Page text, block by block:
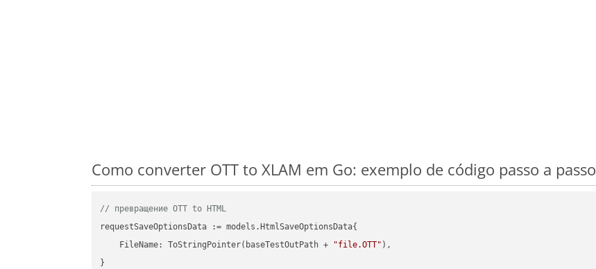
Como converter OTT to XLAM em Go: exemplo de código passo a passo
// превращение OTT to HTML
requestSaveOptionsData := models.HtmlSaveOptionsData{
    FileName: ToStringPointer(baseTestOutPath +
"file.OTT" ),
}